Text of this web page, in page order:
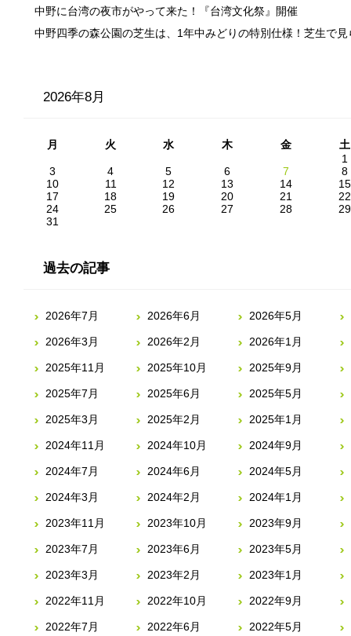
中野に台湾の夜市がやって来た！『台湾文化祭』開催
中野四季の森公園の芝生は、1年中みどりの特別仕様！芝生で
2026年8月
月 火 水 木 金
土
1
3
4 5 6 7
8
10
11 12 13 14
15
17
18 19 20 21
22
24
25 26 27 28
29
31
過去の記事
2026年7月 2026年6月 2026年5月
2026年3月 2026年2月 2026年1月
2025年11月 2025年10月 2025年9月
2025年7月 2025年6月 2025年5月
2025年3月 2025年2月 2025年1月
2024年11月 2024年10月 2024年9月
2024年7月 2024年6月 2024年5月
2024年3月 2024年2月 2024年1月
2023年11月 2023年10月 2023年9月
2023年7月 2023年6月 2023年5月
2023年3月 2023年2月 2023年1月
2022年11月 2022年10月 2022年9月
2022年7月 2022年6月 2022年5月